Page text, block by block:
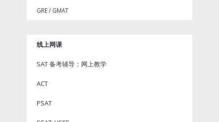
GRE / GMAT
线上网课
SAT 备考辅导：网上教学
ACT
PSAT